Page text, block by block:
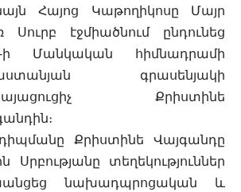
Հայոց Կաթողիկոսը Մայր
Սուրբ էջմիածնում ընդունեց
Մանկական հիմնադրամի
գրասենյակի
Քրիստինե
Քրիստինե Վայգանդը
Սրբությանը տեղեկություններ
նախադպրոցական և